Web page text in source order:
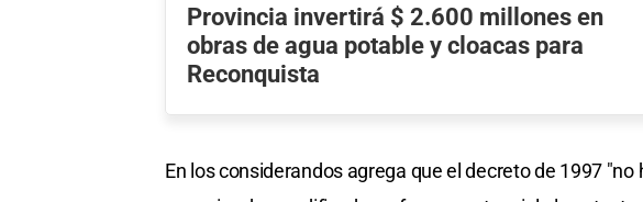
Provincia invertirá $ 2.600 millones en
obras de agua potable y cloacas para
Reconquista
En los considerandos agrega que el decreto de 1997